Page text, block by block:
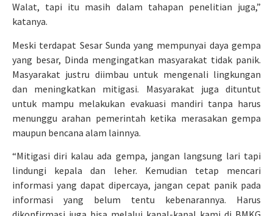
Walat, tapi itu masih dalam tahapan penelitian juga,”
katanya.
Meski terdapat Sesar Sunda yang mempunyai daya gempa
yang besar, Dinda mengingatkan masyarakat tidak panik.
Masyarakat justru diimbau untuk mengenali lingkungan
dan meningkatkan mitigasi. Masyarakat juga dituntut
untuk mampu melakukan evakuasi mandiri tanpa harus
menunggu arahan pemerintah ketika merasakan gempa
maupun bencana alam lainnya.
“Mitigasi diri kalau ada gempa, jangan langsung lari tapi
lindungi kepala dan leher. Kemudian tetap mencari
informasi yang dapat dipercaya, jangan cepat panik pada
informasi yang belum tentu kebenarannya. Harus